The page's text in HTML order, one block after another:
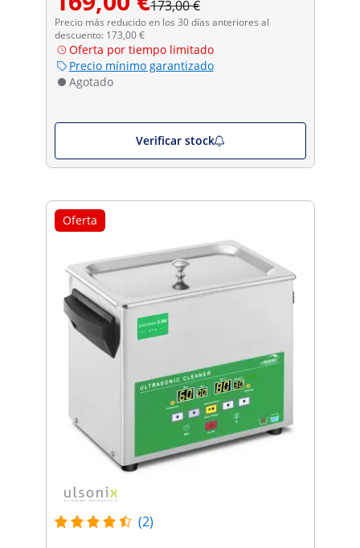
173,00 €
Precio más reducido en los 30 días anteriores al
descuento: 173,00 €
Oferta por tiempo limitado
Precio mínimo garantizado
Agotado
Verificar stock
Oferta
(2)